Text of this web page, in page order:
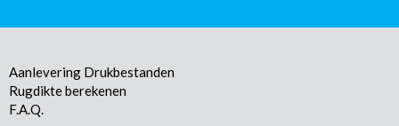
Aanlevering Drukbestanden
Rugdikte berekenen
F.A.Q.